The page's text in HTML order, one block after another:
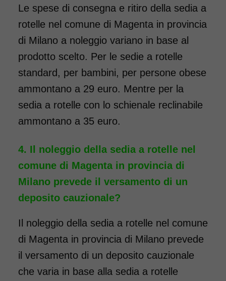
maggiori informazioni!
COSTO NOLEGGIO
da 69,00€
SCHEDA COMPLETA
Noleggio Carrozzina
pieghevole ad autospinta
- con reggigambe -
Seduta 55 cm - Obesi
Le spese di consegna e ritiro della sedia a
rotelle nel comune di Magenta in provincia
di Milano a noleggio variano in base al
prodotto scelto. Per le sedie a rotelle
standard, per bambini, per persone obese
ammontano a 29 euro. Mentre per la
sedia a rotelle con lo schienale reclinabile
ammontano a 35 euro.
Il noleggio della sedia a rotelle nel
comune di Magenta in provincia di
Milano prevede il versamento di un
deposito cauzionale?
Il noleggio della sedia a rotelle nel comune
di Magenta in provincia di Milano prevede
il versamento di un deposito cauzionale
che varia in base alla sedia a rotelle